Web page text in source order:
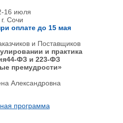
16 июля
г. Сочи
оплате до 15 мая
и Поставщиков
и практика
ФЗ и 223-ФЗ
премудрости»
Александровна
программа